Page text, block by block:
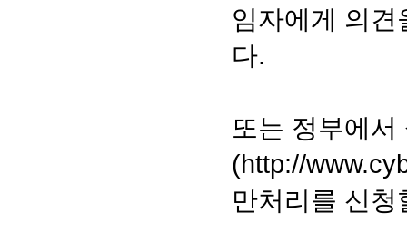
임자에게 의
다.
또는 정부에
(http://
만처리를 신